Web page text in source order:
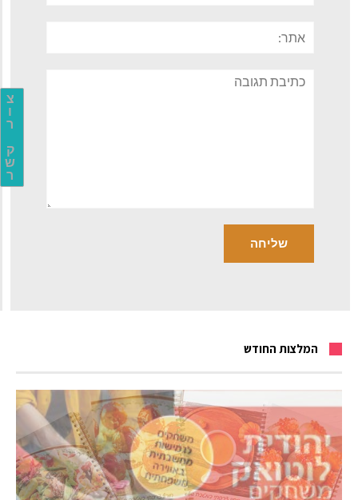
צ
ו
ר
ק
ש
ר
תגובה
המלצות החודש